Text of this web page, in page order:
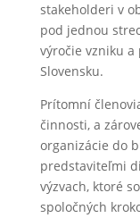
stakeholderi v
pod jednou
výročie vzniku
Slovensku.
Prítomní
činnosti, a
organizácie do
predstaviteľmi
výzvach, ktoré
spoločných